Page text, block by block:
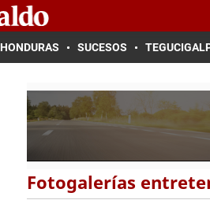
HONDURAS SUCESOS
Fotogalerías